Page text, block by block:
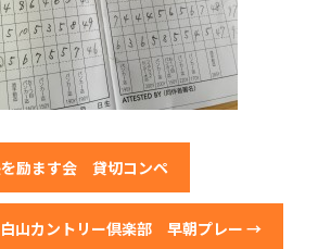
励ます会 貸切コンペ
白山カントリー倶楽部 早朝プレー →